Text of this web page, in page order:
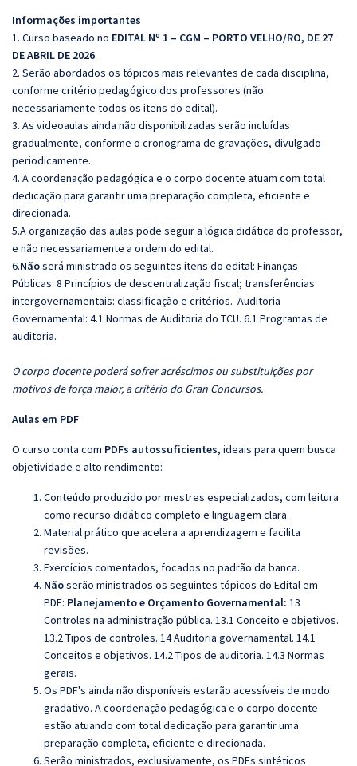
Informações importantes
1. Curso baseado no EDITAL Nº 1 – CGM – PORTO VELHO/RO, DE 27
DE ABRIL DE 2026.
2. Serão abordados os tópicos mais relevantes de cada disciplina,
conforme critério pedagógico dos professores (não
necessariamente todos os itens do edital).
3. As videoaulas ainda não disponibilizadas serão incluídas
gradualmente, conforme o cronograma de gravações, divulgado
periodicamente.
4. A coordenação pedagógica e o corpo docente atuam com total
dedicação para garantir uma preparação completa, eficiente e
direcionada.
5.A organização das aulas pode seguir a lógica didática do professor,
e não necessariamente a ordem do edital.
6.Nãoserá ministrado os seguintes itens do edital: Finanças
Públicas: 8 Princípios de descentralização fiscal; transferências
intergovernamentais: classificação e critérios. Auditoria
Governamental: 4.1 Normas de Auditoria do TCU. 6.1 Programas de
auditoria.
O corpo docente poderá sofrer acréscimos ou substituições por
motivos de força maior, a critério do Gran Concursos.
Aulas em PDF
O curso conta com PDFs autossuficientes, ideais para quem busca
objetividade e alto rendimento:
Conteúdo produzido por mestres especializados, com leitura
como recurso didático completo e linguagem clara.
Material prático que acelera a aprendizagem e facilita
revisões.
Exercícios comentados, focados no padrão da banca.
Nãoserão ministrados os seguintes tópicos do Edital em
PDF: Planejamento e Orçamento Governamental: 13
Controles na administração pública. 13.1 Conceito e objetivos.
13.2 Tipos de controles. 14 Auditoria governamental. 14.1
Conceitos e objetivos. 14.2 Tipos de auditoria. 14.3 Normas
gerais.
Os PDF's ainda não disponíveis estarão acessíveis de modo
gradativo. A coordenação pedagógica e o corpo docente
estão atuando com total dedicação para garantir uma
preparação completa, eficiente e direcionada.
Serão ministrados, exclusivamente, os PDFs sintéticos